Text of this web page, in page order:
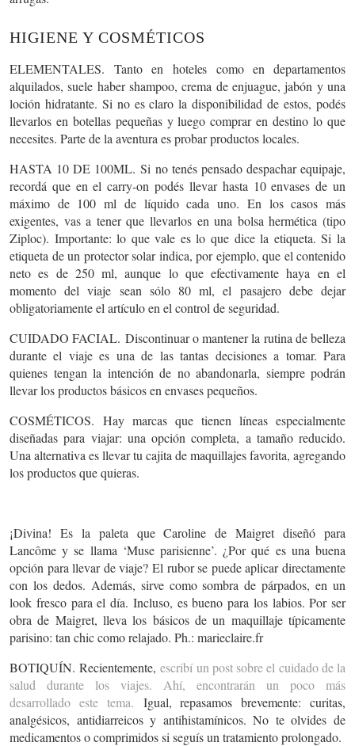
HIGIENE Y COSMÉTICOS
ELEMENTALES. Tanto en hoteles como en departamentos
alquilados, suele haber shampoo, crema de enjuague, jabón y una
loción hidratante. Si no es claro la disponibilidad de estos, podés
llevarlos en botellas pequeñas y luego comprar en destino lo que
necesites. Parte de la aventura es probar productos locales.
HASTA 10 DE 100ML.Si no tenés pensado despachar equipaje,
recordá que en el carry-on podés llevar hasta 10 envases de un
máximo de 100 ml de líquido cada uno. En los casos más
exigentes, vas a tener que llevarlos en una bolsa hermética (tipo
Ziploc). Importante: lo que vale es lo que dice la etiqueta. Si la
etiqueta de un protector solar indica, por ejemplo, que el contenido
neto es de 250 ml, aunque lo que efectivamente haya en el
momento del viaje sean sólo 80 ml, el pasajero debe dejar
obligatoriamente el artículo en el control de seguridad.
CUIDADO FACIAL. Discontinuar o mantener la rutina de belleza
durante el viaje es una de las tantas decisiones a tomar. Para
quienes tengan la intención de no abandonarla, siempre podrán
llevar los productos básicos en envases pequeños.
COSMÉTICOS. Hay marcas que tienen líneas especialmente
diseñadas para viajar: una opción completa, a tamaño reducido.
Una alternativa es llevar tu cajita de maquillajes favorita, agregando
los productos que quieras.
¡Divina! Es la paleta que Caroline de Maigret diseñó para
Lancôme y se llama ‘Muse parisienne’. ¿Por qué es una buena
opción para llevar de viaje? El rubor se puede aplicar directamente
con los dedos. Además, sirve como sombra de párpados, en un
look fresco para el día. Incluso, es bueno para los labios. Por ser
obra de Maigret, lleva los básicos de un maquillaje típicamente
parisino: tan chic como relajado. Ph.: marieclaire.fr
BOTIQUÍN. Recientemente,escribí un post sobre el cuidado de la
salud durante los viajes. Ahí, encontrarán un poco más
desarrollado este tema. Igual, repasamos brevemente: curitas,
analgésicos, antidiarreicos y antihistamínicos. No te olvides de
medicamentos o comprimidos si seguís un tratamiento prolongado.